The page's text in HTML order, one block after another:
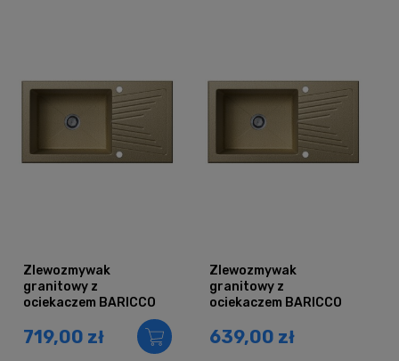
Zlewozmywak
granitowy z
ociekaczem BARICCO
719,00 zł
Zlewozmywak
granitowy z
ociekaczem BARICCO
639,00 zł